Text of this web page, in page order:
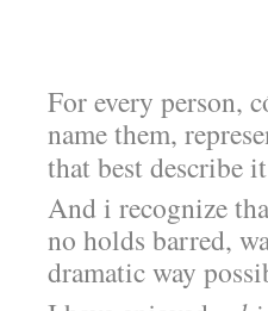
For every person,
name them,
that best describe
And i recognize
no holds barred,
dramatic way